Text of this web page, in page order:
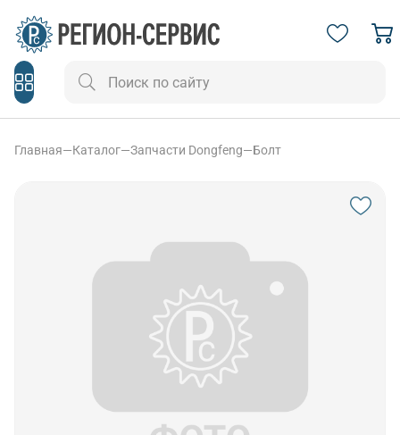
Главная—Каталог—Запчасти Dongfeng—Болт